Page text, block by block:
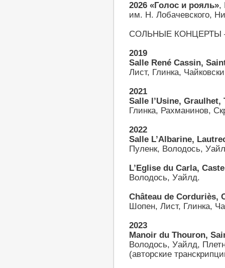
2026 «Голос и рояль»,
им. Н. Лобачевского,
СОЛЬНЫЕ КОНЦЕРТЫ
2019
Salle René Cassin,
Лист, Глинка,
2021
Salle l’Usine, Graulhet,
Глинка, Рахманинов,
2022
Salle L’Albarine,
Пуленк, Володось,
L’Eglise du Carla,
Володось, Уайлд.
Château de Corduriès,
Шопен, Лист, Глинка,
2023
Manoir du Thouron,
Володось, Уайлд,
(авторские